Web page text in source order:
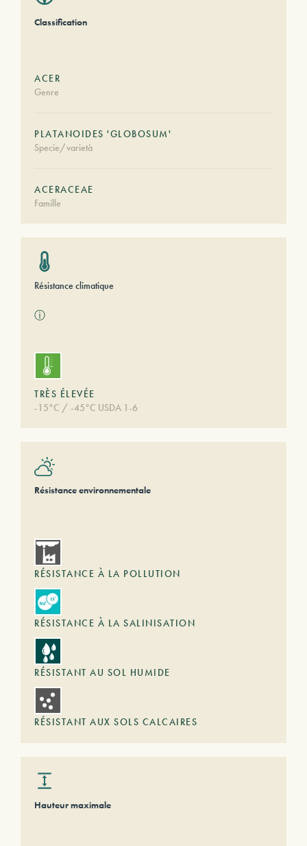
Classification
ACER
Genre
PLATANOIDES 'GLOBOSUM'
Specie/varietà
ACERACEAE
Famille
Résistance climatique
ⓘ
TRÈS ÉLEVÉE
-15°C / -45°C USDA 1-6
Résistance environnementale
RÉSISTANCE À LA POLLUTION
RÉSISTANCE À LA SALINISATION
RÉSISTANT AU SOL HUMIDE
RÉSISTANT AUX SOLS CALCAIRES
Hauteur maximale